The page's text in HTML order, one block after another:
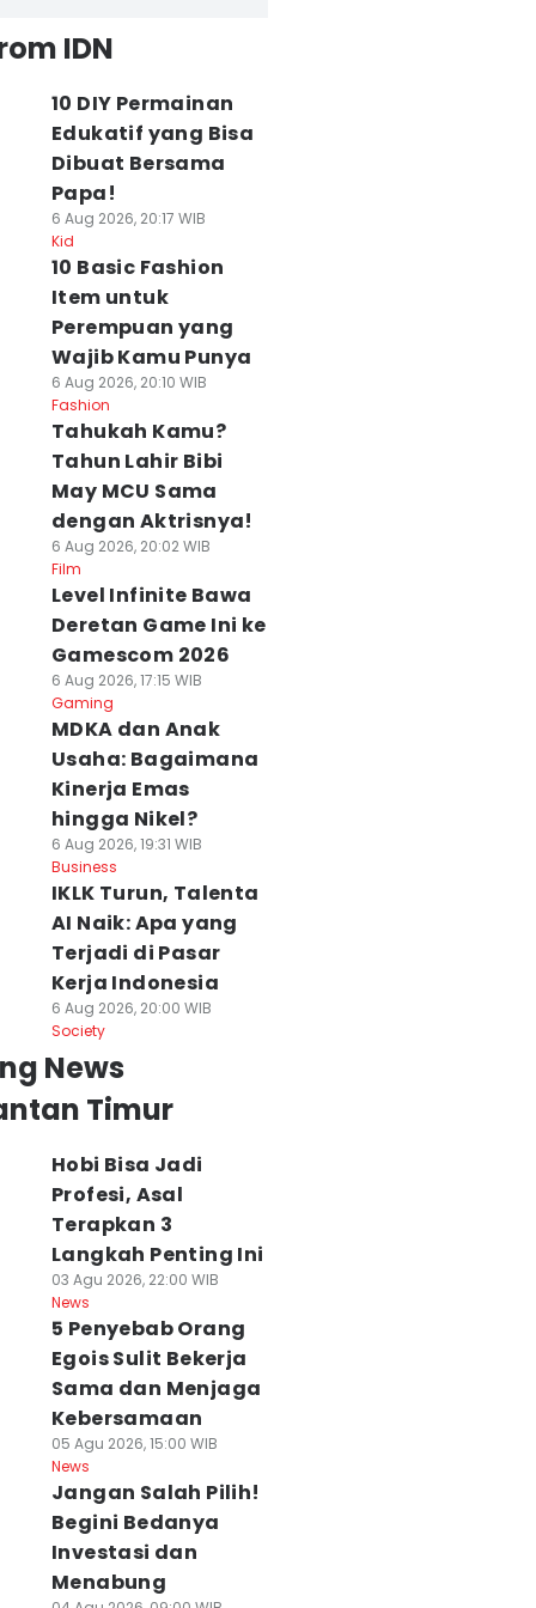
IDN
10 DIY Permainan
Edukatif yang Bisa
Dibuat Bersama
Papa!
6 Aug 2026, 20:17 WIB
Kid
10 Basic Fashion
Item untuk
Perempuan yang
Wajib Kamu Punya
6 Aug 2026, 20:10 WIB
Fashion
Tahukah Kamu?
Tahun Lahir Bibi
May MCU Sama
dengan Aktrisnya!
6 Aug 2026, 20:02 WIB
Film
Level Infinite Bawa
Deretan Game Ini ke
Gamescom 2026
6 Aug 2026, 17:15 WIB
Gaming
MDKA dan Anak
Usaha: Bagaimana
Kinerja Emas
hingga Nikel?
6 Aug 2026, 19:31 WIB
Business
IKLK Turun, Talenta
AI Naik: Apa yang
Terjadi di Pasar
Kerja Indonesia
6 Aug 2026, 20:00 WIB
Society
News
Timur
Hobi Bisa Jadi
Profesi, Asal
Terapkan 3
Langkah Penting Ini
03 Agu 2026, 22:00 WIB
News
5 Penyebab Orang
Egois Sulit Bekerja
Sama dan Menjaga
Kebersamaan
05 Agu 2026, 15:00 WIB
News
Jangan Salah Pilih!
Begini Bedanya
Investasi dan
Menabung